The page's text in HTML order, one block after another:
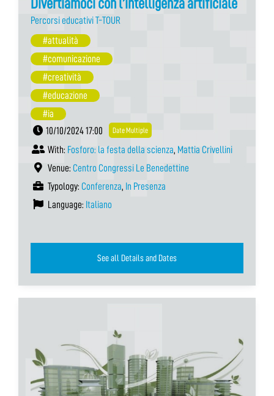
Divertiamoci con l’intelligenza artificiale
Percorsi educativi T-TOUR
#attualità
#comunicazione
#creatività
#educazione
#ia
10/10/2024 17:00
Date Multiple
With: Fosforo: la festa della scienza, Mattia Crivellini
Venue: Centro Congressi Le Benedettine
Typology: Conferenza, In Presenza
Language: Italiano
See all Details and Dates